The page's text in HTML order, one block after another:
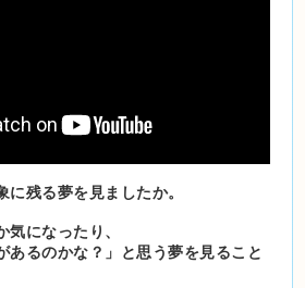
残る夢を見ましたか。
になったり、
あるのかな？」と思う夢を見ること